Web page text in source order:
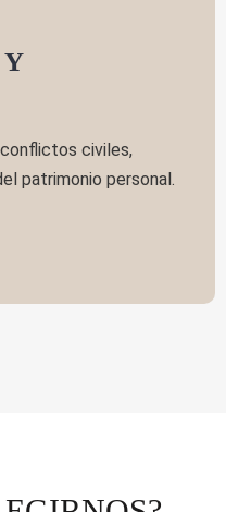
civiles,
patrimonio personal.